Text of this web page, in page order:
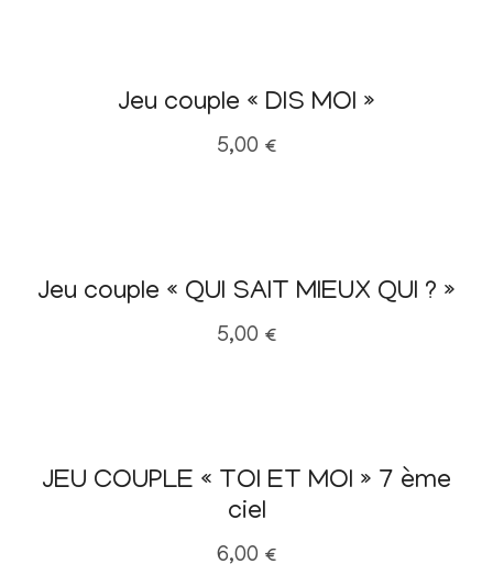
Jeu couple « DIS MOI »
5,00 €
Jeu couple « QUI SAIT MIEUX QUI ? »
5,00 €
JEU COUPLE « TOI ET MOI » 7 ème
ciel
6,00 €